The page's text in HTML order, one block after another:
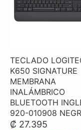
TECLADO
K650 SIGNATURE
MEMBRANA
INALÁMBRICO
BLUETOOTH
920-010908
₡ 27.395